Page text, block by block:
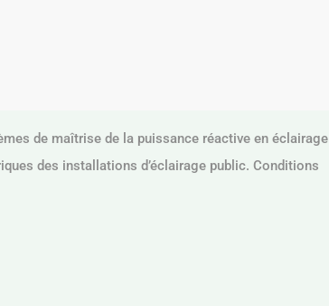
de maîtrise de la puissance réactive en éclairage
des installations d’éclairage public. Conditions